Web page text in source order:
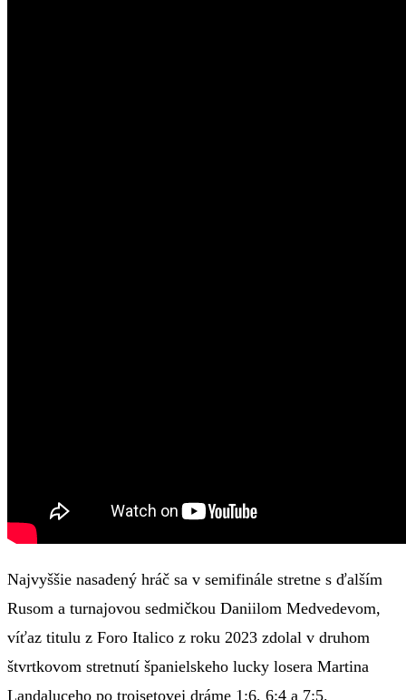
Najvyššie nasadený hráč sa v semifinále stretne s ďalším
Rusom a turnajovou sedmičkou Daniilom Medvedevom,
víťaz titulu z Foro Italico z roku 2023 zdolal v druhom
štvrtkovom stretnutí španielskeho lucky losera Martina
Landaluceho po trojsetovej dráme 1:6, 6:4 a 7:5.